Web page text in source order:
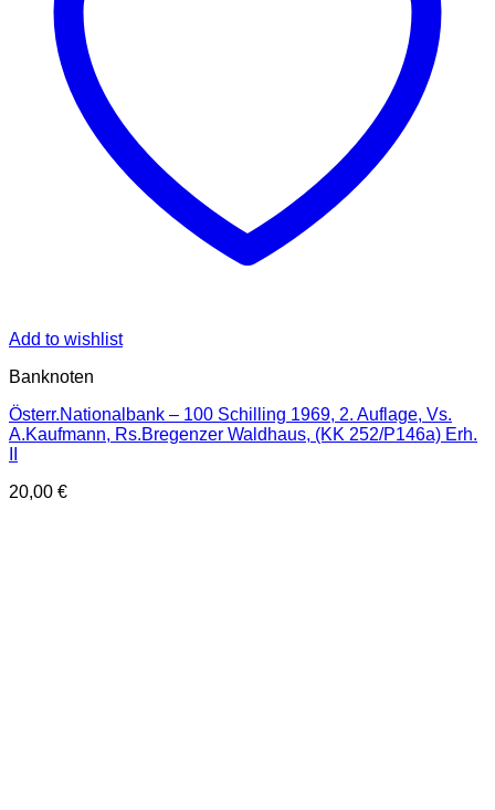
Add to wishlist
Banknoten
Österr.Nationalbank – 100 Schilling 1969, 2. Auflage, Vs.
A.Kaufmann, Rs.Bregenzer Waldhaus, (KK 252/P146a) Erh.
20,00 €